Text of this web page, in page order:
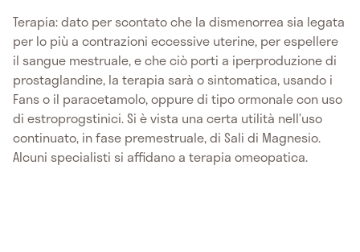
Terapia: dato per scontato che la dismenorrea sia legata
per lo più a contrazioni eccessive uterine, per espellere
il sangue mestruale, e che ciò porti a iperproduzione di
prostaglandine, la terapia sarà o sintomatica, usando i
Fans o il paracetamolo, oppure di tipo ormonale con uso
di estroprogstinici. Si è vista una certa utilità nell’uso
continuato, in fase premestruale, di Sali di Magnesio.
Alcuni specialisti si affidano a terapia omeopatica.